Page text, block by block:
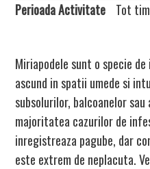
Perioada Activitate
Tot
Miriapodele sunt o specie
ascund in spatii umede si
subsolurilor, balcoanelor
majoritatea cazurilor de
inregistreaza pagube, dar
este extrem de neplacuta.